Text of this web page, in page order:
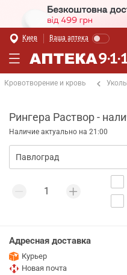
Киев Ваша аптека
Кровотворение и кровь
Рингера Раствор -
Наличие актуально на 21:00
Адресная доставка
Курьер
Новая почта